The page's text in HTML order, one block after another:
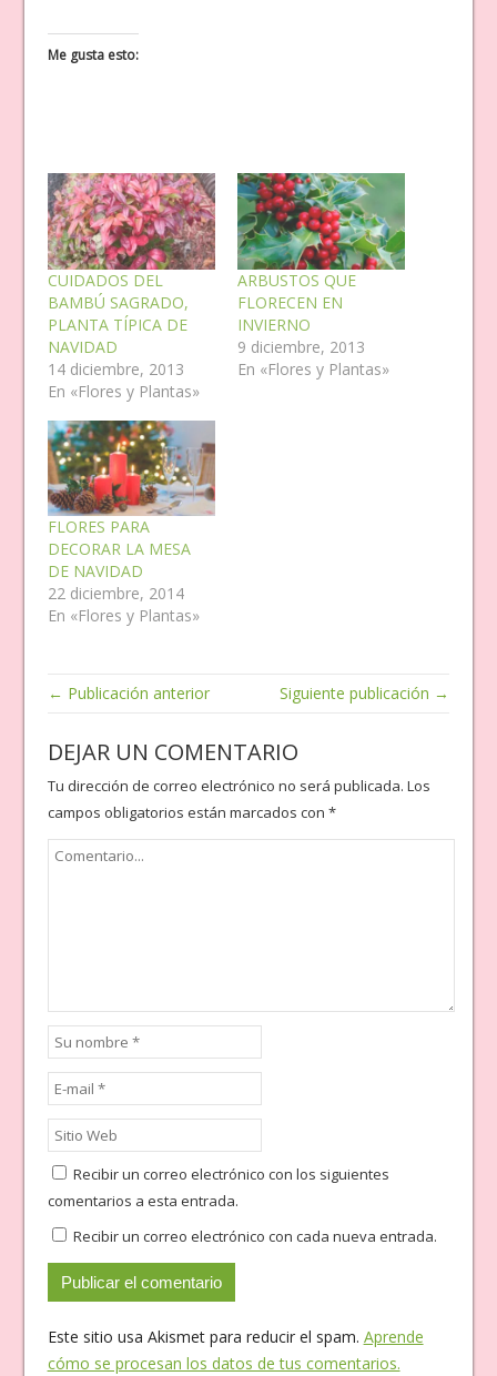
Me gusta esto:
CUIDADOS DEL
BAMBÚ SAGRADO,
PLANTA TÍPICA DE
NAVIDAD
14 diciembre, 2013
En «Flores y Plantas»
ARBUSTOS QUE
FLORECEN EN
INVIERNO
9 diciembre, 2013
En «Flores y Plantas»
FLORES PARA
DECORAR LA MESA
DE NAVIDAD
22 diciembre, 2014
En «Flores y Plantas»
← Publicación anterior Siguiente publicación →
DEJAR UN COMENTARIO
Tu dirección de correo electrónico no será publicada. Los
campos obligatorios están marcados con *
Recibir un correo electrónico con los siguientes
comentarios a esta entrada.
Recibir un correo electrónico con cada nueva entrada.
Este sitio usa Akismet para reducir el spam. Aprende
cómo se procesan los datos de tus comentarios.